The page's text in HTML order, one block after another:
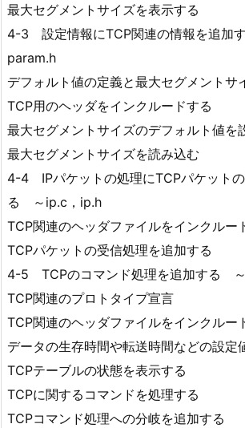
最大セグメントサイズを表示する
4-3 設定情報にTCP関連の情報を追加
param.h
デフォルト値の定義と最大セグメントサ
TCP用のヘッダをインクルードする
最大セグメントサイズのデフォルト値を
最大セグメントサイズを読み込む
4-4 IPパケットの処理にTCPパケット
る ～ip.c，ip.h
TCP関連のヘッダファイルをインクルー
TCPパケットの受信処理を追加する
4-5 TCPのコマンド処理を追加する
TCP関連のプロトタイプ宣言
TCP関連のヘッダファイルをインクルー
データの生存時間や転送時間などの設定
TCPテーブルの状態を表示する
TCPに関するコマンドを処理する
TCPコマンド処理への分岐を追加する